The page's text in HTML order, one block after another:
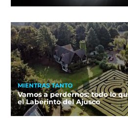
MIENTRAS TANTO
Vamos a perdernos: todo lo
el Laberinto del Ajusco